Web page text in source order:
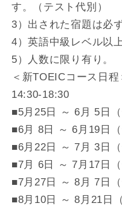
す。（テスト代別）
3）出された宿題は必
4）英語中級レベル以
5）人数に限り有り。
＜新TOEICコース日
14:30-18:30
■5月25日 ～ 6月 5日
■6月 8日 ～ 6月19日（
■6月22日 ～ 7月 3日
■7月 6日 ～ 7月17日（
■7月27日 ～ 8月 7日
■8月10日 ～ 8月21日